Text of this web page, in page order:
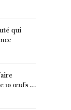
qui
10 œufs et